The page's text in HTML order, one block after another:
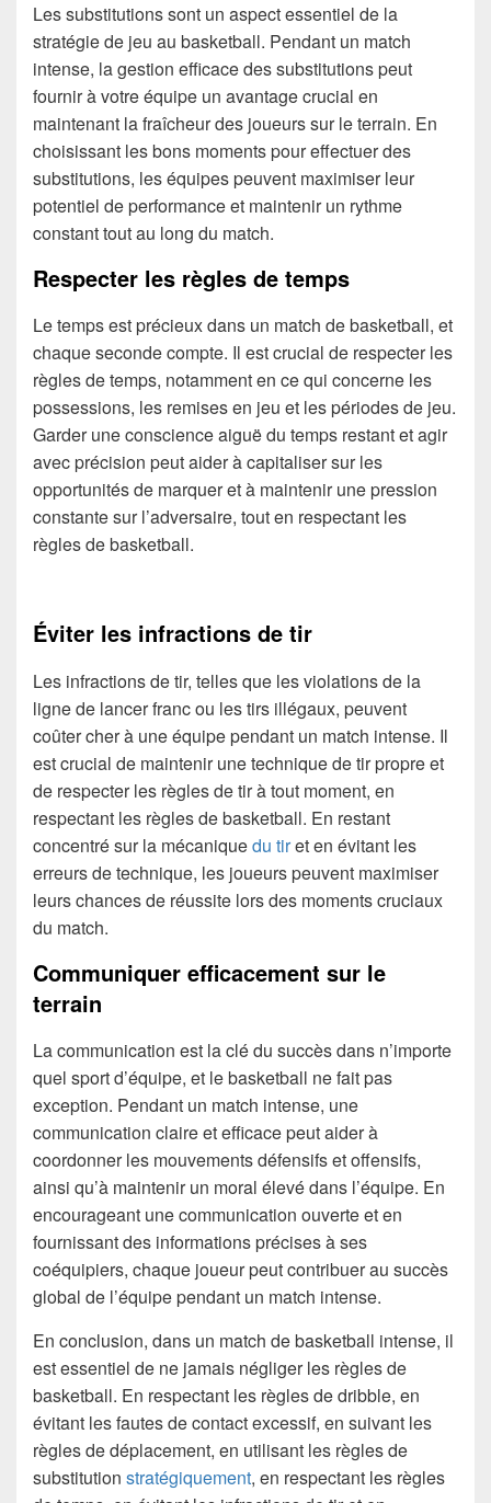
Les substitutions sont un aspect essentiel de la
stratégie de jeu au basketball. Pendant un match
intense, la gestion efficace des substitutions peut
fournir à votre équipe un avantage crucial en
maintenant la fraîcheur des joueurs sur le terrain. En
choisissant les bons moments pour effectuer des
substitutions, les équipes peuvent maximiser leur
potentiel de performance et maintenir un rythme
constant tout au long du match.
Respecter les règles de temps
Le temps est précieux dans un match de basketball, et
chaque seconde compte. Il est crucial de respecter les
règles de temps, notamment en ce qui concerne les
possessions, les remises en jeu et les périodes de jeu.
Garder une conscience aiguë du temps restant et agir
avec précision peut aider à capitaliser sur les
opportunités de marquer et à maintenir une pression
constante sur l’adversaire, tout en respectant les
règles de basketball.
Éviter les infractions de tir
Les infractions de tir, telles que les violations de la
ligne de lancer franc ou les tirs illégaux, peuvent
coûter cher à une équipe pendant un match intense. Il
est crucial de maintenir une technique de tir propre et
de respecter les règles de tir à tout moment, en
respectant les règles de basketball. En restant
concentré sur la mécaniquedu tiret en évitant les
erreurs de technique, les joueurs peuvent maximiser
leurs chances de réussite lors des moments cruciaux
du match.
Communiquer efficacement sur le
terrain
La communication est la clé du succès dans n’importe
quel sport d’équipe, et le basketball ne fait pas
exception. Pendant un match intense, une
communication claire et efficace peut aider à
coordonner les mouvements défensifs et offensifs,
ainsi qu’à maintenir un moral élevé dans l’équipe. En
encourageant une communication ouverte et en
fournissant des informations précises à ses
coéquipiers, chaque joueur peut contribuer au succès
global de l’équipe pendant un match intense.
En conclusion, dans un match de basketball intense, il
est essentiel de ne jamais négliger les règles de
basketball. En respectant les règles de dribble, en
évitant les fautes de contact excessif, en suivant les
règles de déplacement, en utilisant les règles de
substitution stratégiquement, en respectant les règles